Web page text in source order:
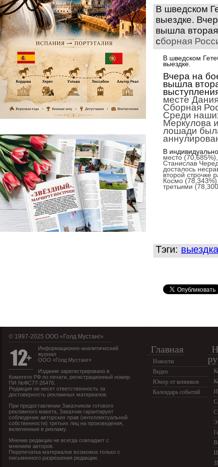
В шведском
выездке.
вышла
сборная
В шведском
выездке.
Вчера на
вышла
месте
Сборная
Среди
Меркулова
лошади
В
место (70,685%)
Станислав
досталось
второй строчке
Космо
третьими
Тэги: выездка
© 1997-2025 OOO «Голд Мустанг»
Информационно-аналитический
журнал
ООО «Голд Мустанг»
Издание зарегистрировано в
Комитете РФ по печати, регистрационный номер
ПИ №ФС77-26476.
Редакция не несет ответственность за
достоверность рекламных материалов.
При предоставлении Заказчиком готового
рекламного макета, Заказчик гарантирует
соблюдение авторских прав (интеллектуальной
собственности) третьих лиц на произведения,
включенные в рекламу.
Мнение редакции не всегда совпадает с
мнением авторов.
Перепечатка материалов возможна только с
письменного разрешения редакции.
Главная
Новости
Видео
Юмор от конников
Календарь событий